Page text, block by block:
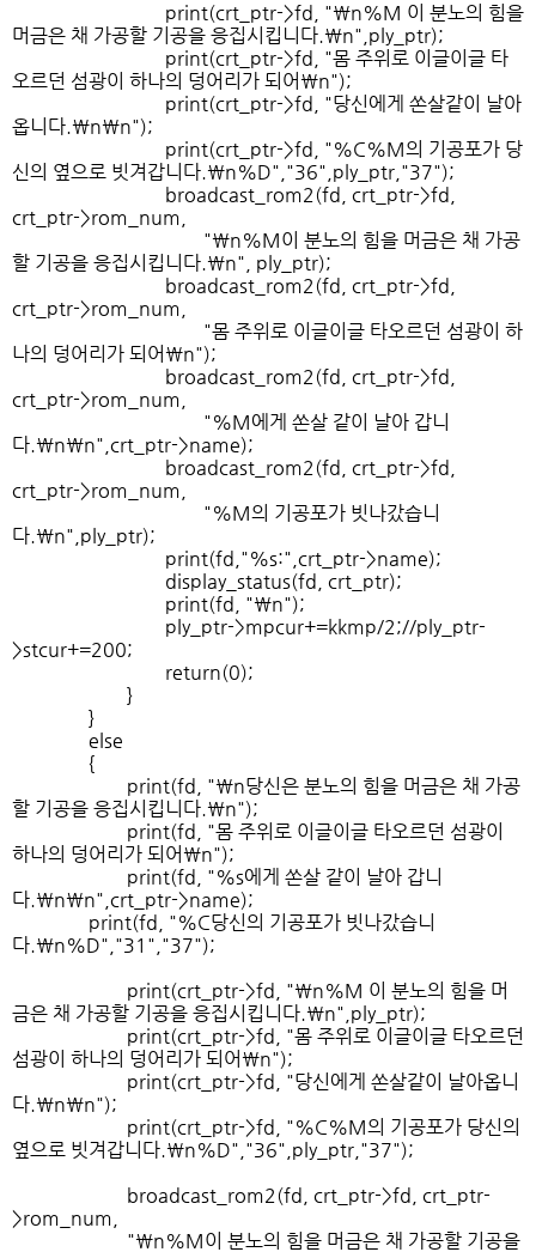
print(crt_ptr->fd, "\n%M 이 분노의 힘을
머금은 채 가공할 기공을 응집시킵니다.\n",ply_ptr);
print(crt_ptr->fd, "몸 주위로 이글이글 타
오르던 섬광이 하나의 덩어리가 되어\n");
print(crt_ptr->fd, "당신에게 쏜살같이 날아
옵니다.\n\n");
print(crt_ptr->fd, "%C%M의 기공포가 당
신의 옆으로 빗겨갑니다.\n%D","36",ply_ptr,"37");
broadcast_rom2(fd, crt_ptr->fd,
crt_ptr->rom_num,
"\n%M이 분노의 힘을 머금은 채 가공
할 기공을 응집시킵니다.\n", ply_ptr);
broadcast_rom2(fd, crt_ptr->fd,
crt_ptr->rom_num,
"몸 주위로 이글이글 타오르던 섬광이 하
나의 덩어리가 되어\n");
broadcast_rom2(fd, crt_ptr->fd,
crt_ptr->rom_num,
"%M에게 쏜살 같이 날아 갑니
다.\n\n",crt_ptr->name);
broadcast_rom2(fd, crt_ptr->fd,
crt_ptr->rom_num,
"%M의 기공포가 빗나갔습니
다.\n",ply_ptr);
print(fd,"%s:",crt_ptr->name);
display_status(fd, crt_ptr);
print(fd, "\n");
ply_ptr->mpcur+=kkmp/2;//ply_ptr-
>stcur+=200;
return(0);
}
}
else
{
print(fd, "\n당신은 분노의 힘을 머금은 채 가공
할 기공을 응집시킵니다.\n");
print(fd, "몸 주위로 이글이글 타오르던 섬광이
하나의 덩어리가 되어\n");
print(fd, "%s에게 쏜살 같이 날아 갑니
다.\n\n",crt_ptr->name);
print(fd, "%C당신의 기공포가 빗나갔습니
다.\n%D","31","37");
print(crt_ptr->fd, "\n%M 이 분노의 힘을 머
금은 채 가공할 기공을 응집시킵니다.\n",ply_ptr);
print(crt_ptr->fd, "몸 주위로 이글이글 타오르던
섬광이 하나의 덩어리가 되어\n");
print(crt_ptr->fd, "당신에게 쏜살같이 날아옵니
다.\n\n");
print(crt_ptr->fd, "%C%M의 기공포가 당신의
옆으로 빗겨갑니다.\n%D","36",ply_ptr,"37");
broadcast_rom2(fd, crt_ptr->fd, crt_ptr-
>rom_num,
"\n%M이 분노의 힘을 머금은 채 가공할 기공을